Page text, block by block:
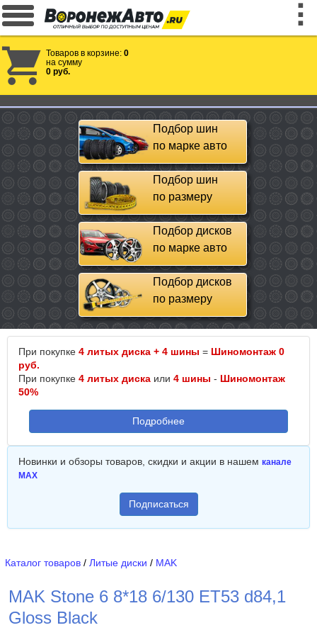
Товаров в корзине: 0
на сумму
0 руб.
Подбор шин
по марке авто
Подбор шин
по размеру
Подбор дисков
по марке авто
Подбор дисков
по размеру
При покупке 4 литых диска + 4 шины = Шиномонтаж 0
руб.
При покупке 4 литых диска или 4 шины - Шиномонтаж
50%
Подробнее
Новинки и обзоры товаров, скидки и акции в нашем канале
MAX
Подписаться
Каталог товаров / Литые диски / MAK
MAK Stone 6 8*18 6/130 ET53 d84,1
Gloss Black